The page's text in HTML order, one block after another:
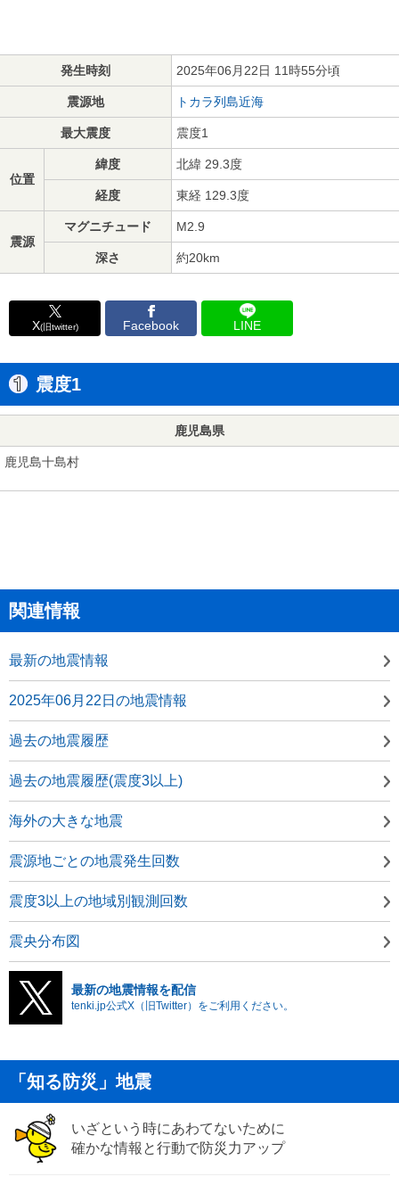
発生時刻 2025年06月22日 11時55分頃
震源地 トカラ列島近海
最大震度 震度1
位置
緯度 北緯 29.3度
経度 東経 129.3度
震源
マグニチュード M2.9
深さ 約20km
X(旧twitter) Facebook LINE
震度1
鹿児島県
鹿児島十島村
関連情報
最新の地震情報
2025年06月22日の地震情報
過去の地震履歴
過去の地震履歴(震度3以上)
海外の大きな地震
震源地ごとの地震発生回数
震度3以上の地域別観測回数
震央分布図
最新の地震情報を配信
tenki.jp公式X（旧Twitter）をご利用ください。
「知る防災」地震
いざという時にあわてないために
確かな情報と行動で防災力アップ